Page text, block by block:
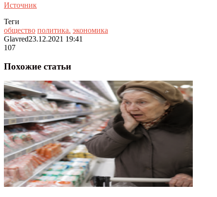
Источник
Теги
общество политика. экономика
Glavred23.12.2021 19:41
107
Похожие статьи